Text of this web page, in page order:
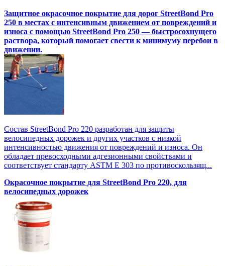
Защитное окрасочное покрытие для дорог StreetBond Pro
250 в местах с интенсивным движением от повреждений и
износа с помощью StreetBond Pro 250 — быстросохнущего
раствора, который помогает свести к минимуму перебои в
движении.
Состав StreetBond Pro 220 разработан для защиты
велосипедных дорожек и других участков с низкой
интенсивностью движения от повреждений и износа. Он
обладает превосходными адгезионными свойствами и
соответствует стандарту ASTM E 303 по противоскользящ...
Окрасочное покрытие для StreetBond Pro 220, для
велосипедных дорожек